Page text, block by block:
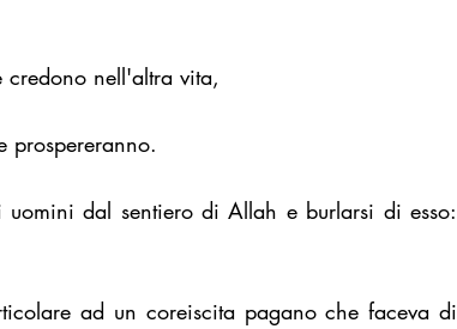
nell'altra vita,
prospereranno.
dal sentiero di Allah e burlarsi di esso:
ad un coreiscita pagano che faceva di